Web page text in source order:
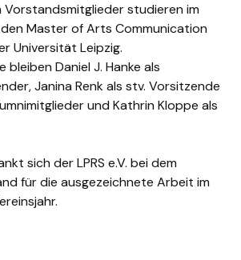
studieren im
Master of Arts Communication
Universität Leipzig.
bleiben Daniel J. Hanke als
Janina Renk als stv. Vorsitzende
und Kathrin Kloppe als
sich der LPRS e.V. bei dem
für die ausgezeichnete Arbeit im